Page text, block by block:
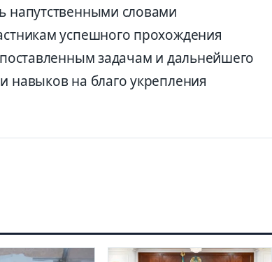
напутственными словами
успешного прохождения
задачам и дальнейшего
навыков на благо укрепления